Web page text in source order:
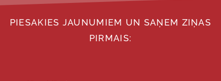
PIESAKIES JAUNUMIEM UN SAŅEM ZIŅAS
PIRMAIS: